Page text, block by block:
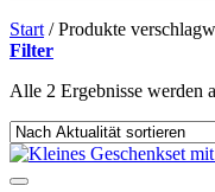
Start /Produkte
Filter
Alle 2 Ergebnisse werden